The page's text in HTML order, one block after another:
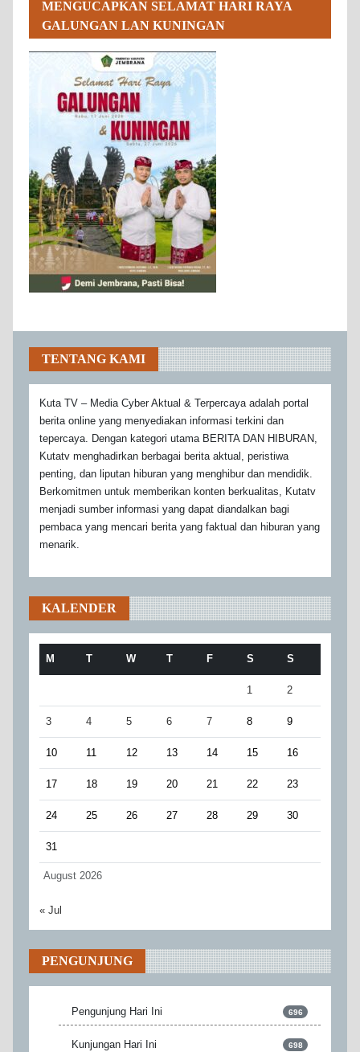
MENGUCAPKAN SELAMAT HARI RAYA
GALUNGAN LAN KUNINGAN
TENTANG KAMI
Kuta TV – Media Cyber Aktual & Terpercaya adalah portal
berita online yang menyediakan informasi terkini dan
tepercaya. Dengan kategori utama BERITA DAN HIBURAN,
Kutatv menghadirkan berbagai berita aktual, peristiwa
penting, dan liputan hiburan yang menghibur dan mendidik.
Berkomitmen untuk memberikan konten berkualitas, Kutatv
menjadi sumber informasi yang dapat diandalkan bagi
pembaca yang mencari berita yang faktual dan hiburan yang
menarik.
KALENDER
August 2026
M T W T F S S
1 2
3 4 5 6 7 8 9
10 11 12 13 14 15 16
17 18 19 20 21 22 23
24 25 26 27 28 29 30
31
« Jul
PENGUNJUNG
Pengunjung Hari Ini 696
Kunjungan Hari Ini 698